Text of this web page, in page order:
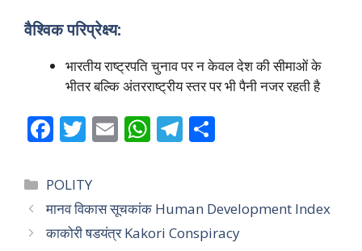
वैश्विक परिप्रेक्ष्य:
भारतीय राष्ट्रपति चुनाव पर न केवल देश की सीमाओं के
भीतर बल्कि अंतरराष्ट्रीय स्तर पर भी पैनी नजर रहती है
F
e
b
o
T
itt
er
E
l
W
s
A
T
gr
a
e
Categories
POLITY
मानव विकास सूचकांक Human Development Index
काकोरी षडयंत्र Kakori Conspiracy